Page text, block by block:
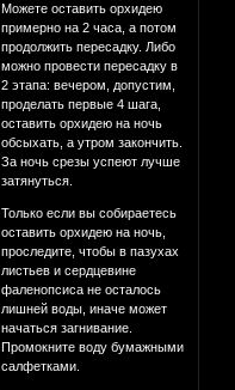
Можете оставить орхидею
примерно на 2 часа, а потом
продолжить пересадку. Либо
можно провести пересадку в
2 этапа: вечером, допустим,
проделать первые 4 шага,
оставить орхидею на ночь
обсыхать, а утром закончить.
За ночь срезы успеют лучше
затянуться.
Только если вы собираетесь
оставить орхидею на ночь,
проследите, чтобы в пазухах
листьев и сердцевине
фаленопсиса не осталось
лишней воды, иначе может
начаться загнивание.
Промокните воду бумажными
салфетками.